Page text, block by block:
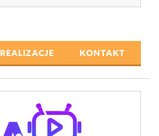
REALIZACJE KONTAKT